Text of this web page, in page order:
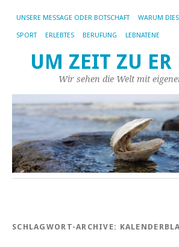
UNSERE MESSAGE ODER BOTSCHAFT WARUM
SPORT ERLEBTES BERUFUNG LEBNATENE
UM ZEIT ZU ER
Wir sehen die Welt mit
SCHLAGWORT-ARCHIVE: